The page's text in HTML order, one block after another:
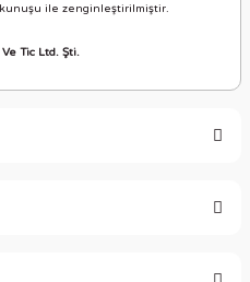
ile zenginleştirilmiştir.
Tic Ltd. Şti.